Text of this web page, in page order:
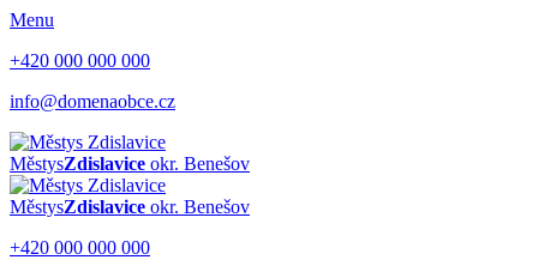
Menu
+420 000 000 000
info@domenaobce.cz
MěstysZdislavice okr. Benešov
MěstysZdislavice okr. Benešov
+420 000 000 000